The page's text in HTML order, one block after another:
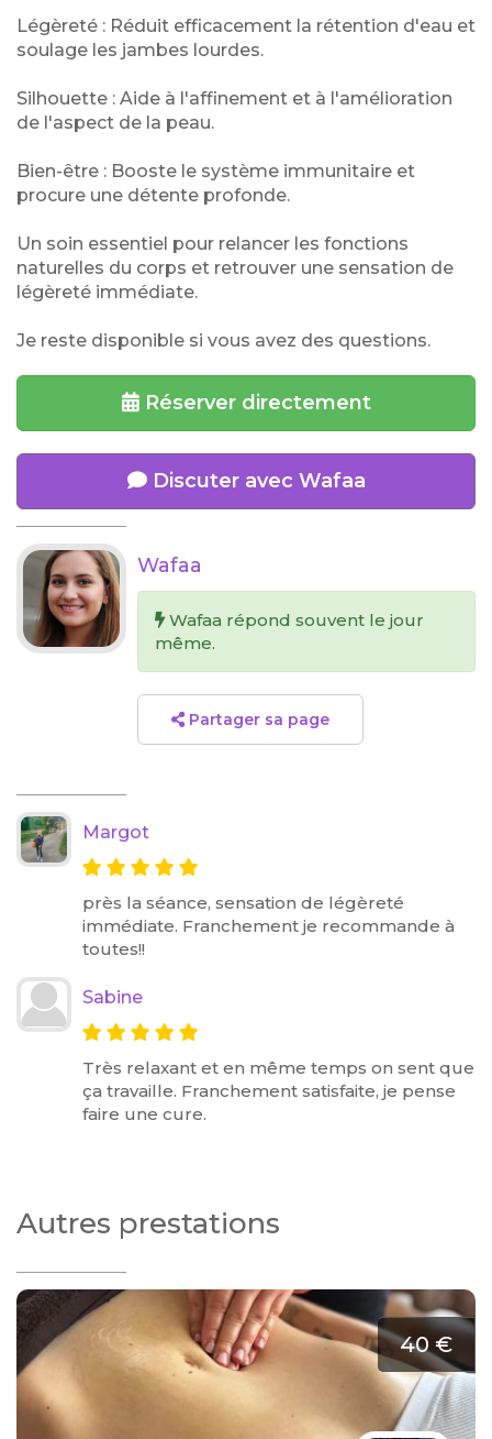
Légèreté : Réduit efficacement la rétention d'eau et
soulage les jambes lourdes.
Silhouette : Aide à l'affinement et à l'amélioration
de l'aspect de la peau.
Bien-être : Booste le système immunitaire et
procure une détente profonde.
Un soin essentiel pour relancer les fonctions
naturelles du corps et retrouver une sensation de
légèreté immédiate.
Je reste disponible si vous avez des questions.
Réserver directement
Discuter avec Wafaa
Wafaa
Wafaa répond souvent le jour
même.
Partager sa page
Margot
près la séance, sensation de légèreté
immédiate. Franchement je recommande à
toutes!!
Sabine
Très relaxant et en même temps on sent que
ça travaille. Franchement satisfaite, je pense
faire une cure.
Autres prestations
40 €